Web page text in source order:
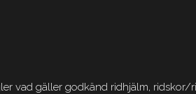
vad gäller godkänd ridhjälm, ridskor/